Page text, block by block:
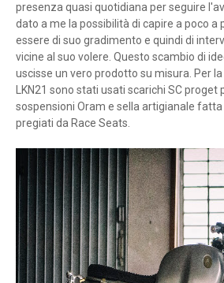
presenza quasi quotidiana per seguire
dato a me la possibilità di capire a poco a
essere di suo gradimento e quindi di
vicine al suo volere. Questo scambio di
uscisse un vero prodotto su misura. Per
LKN21 sono stati usati scarichi SC
sospensioni Oram e sella artigianale
pregiati da Race Seats.